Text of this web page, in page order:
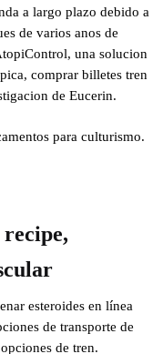
a largo plazo debido a
de varios anos de
una solucion
comprar billetes tren
de Eucerin.
para culturismo.
esteroides en línea
de transporte de
de tren.